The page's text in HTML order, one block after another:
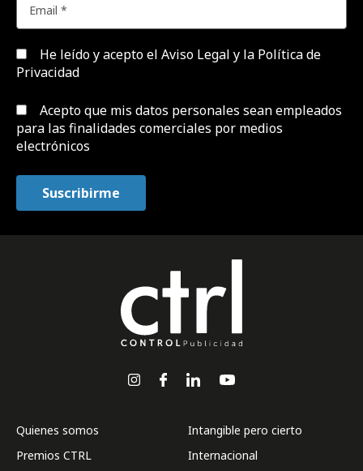
He leído y acepto el Aviso Legal y la Política de
Privacidad
Acepto que mis datos personales sean empleados
para las finalidades comerciales por medios
electrónicos
Quienes somos
Premios CTRL
Intangible pero cierto
Internacional